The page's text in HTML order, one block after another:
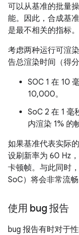
可以从基准的批量
能。因此，合成基
是最不相关的指标。
考虑两种运行可渲
告总渲染时间（得
SOC 1 在 10
10,000。
SoC 2 在 1
内渲染 1% 的
如果基准代表实际
设刷新率为 60 Hz
卡顿帧。与此同时
SoC）将会非常流畅
使用 bug 报告
bug 报告有时对于